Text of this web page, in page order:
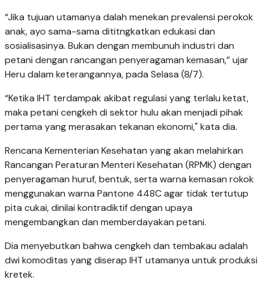
“Jika tujuan utamanya dalah menekan prevalensi perokok
anak, ayo sama-sama dititngkatkan edukasi dan
sosialisasinya. Bukan dengan membunuh industri dan
petani dengan rancangan penyeragaman kemasan,” ujar
Heru dalam keterangannya, pada Selasa (8/7).
“Ketika IHT terdampak akibat regulasi yang terlalu ketat,
maka petani cengkeh di sektor hulu akan menjadi pihak
pertama yang merasakan tekanan ekonomi," kata dia.
Rencana Kementerian Kesehatan yang akan melahirkan
Rancangan Peraturan Menteri Kesehatan (RPMK) dengan
penyeragaman huruf, bentuk, serta warna kemasan rokok
menggunakan warna Pantone 448C agar tidak tertutup
pita cukai, dinilai kontradiktif dengan upaya
mengembangkan dan memberdayakan petani.
Dia menyebutkan bahwa cengkeh dan tembakau adalah
dwi komoditas yang diserap IHT utamanya untuk produksi
kretek.